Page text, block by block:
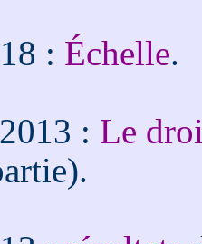
: Échelle.
: Le